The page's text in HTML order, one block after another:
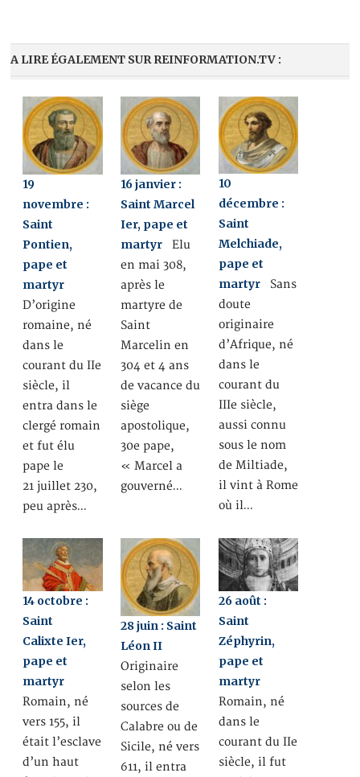
A LIRE ÉGALEMENT SUR REINFORMATION.TV :
19
novembre :
Saint
Pontien,
pape et
martyr
D’origine
romaine, né
dans le
courant du IIe
siècle, il
entra dans le
clergé romain
et fut élu
pape le
21 juillet 230,
peu après…
16 janvier :
Saint Marcel
Ier, pape et
martyr Elu
en mai 308,
après le
martyre de
Saint
Marcelin en
304 et 4 ans
de vacance du
siège
apostolique,
30e pape,
« Marcel a
gouverné…
10
décembre :
Saint
Melchiade,
pape et
martyr Sans
doute
originaire
d’Afrique, né
dans le
courant du
IIIe siècle,
aussi connu
sous le nom
de Miltiade,
il vint à Rome
où il…
14 octobre :
Saint
Calixte Ier,
pape et
martyr
Romain, né
vers 155, il
était l’esclave
d’un haut
28 juin : Saint
Léon II
Originaire
selon les
sources de
Calabre ou de
Sicile, né vers
611, il entra
26 août :
Saint
Zéphyrin,
pape et
martyr
Romain, né
dans le
courant du IIe
siècle, il fut